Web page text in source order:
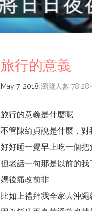
旅行的意義
May 7, 2018 瀏覽人數
旅行的意義是什麼呢
不管陳綺貞說是什麼，
好好睡一覺早上吃一個
但老話一句那是以前的
媽後痛改前非
比如上禮拜我全家去沖